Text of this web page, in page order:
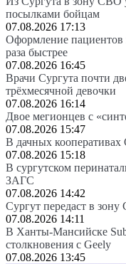
посылками бойцам
07.08.2026 17:13
Оформление пациентов
раза быстрее
07.08.2026 16:45
Врачи Сургута почти
трёхмесячной девочки
07.08.2026 16:14
Двое мегионцев с
07.08.2026 15:47
В дачных кооперативах
07.08.2026 15:18
В сургутском
ЗАГС
07.08.2026 14:42
Сургут передаст в
07.08.2026 14:11
В Ханты-Мансийске
столкновения с Geely
07.08.2026 13:45